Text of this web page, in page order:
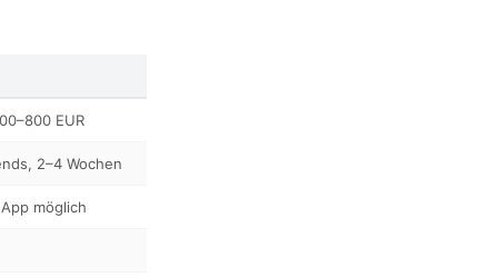
EUR
2–4 Wochen
möglich